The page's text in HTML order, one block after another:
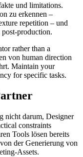
und limitations.
zu erkennen –
repetition – und
production.
rather than a
von human direction
Maintain your
for specific tasks.
nicht darum, Designer
constraints
Tools lösen bereits
der Generierung von
Assets.